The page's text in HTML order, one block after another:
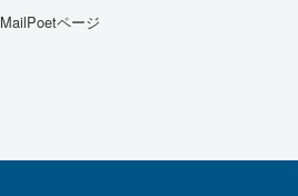
MailPoetページ